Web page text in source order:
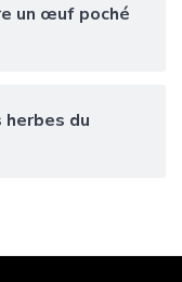
un œuf poché
du